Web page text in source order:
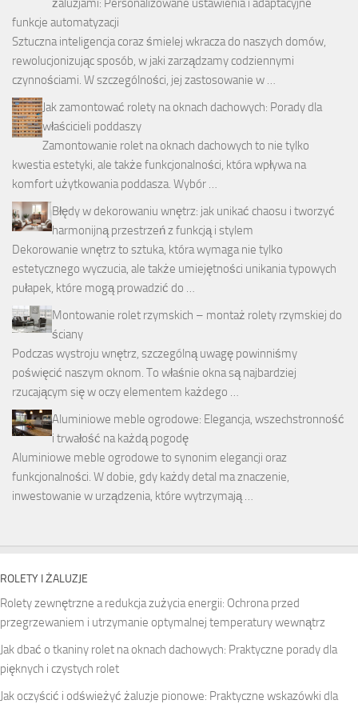
żaluzjami: Personalizowane ustawienia i adaptacyjne
funkcje automatyzacji
Sztuczna inteligencja coraz śmielej wkracza do naszych domów,
rewolucjonizując sposób, w jaki zarządzamy codziennymi
czynnościami. W szczególności, jej zastosowanie w …
Jak zamontować rolety na oknach dachowych: Porady dla
właścicieli poddaszy
Zamontowanie rolet na oknach dachowych to nie tylko
kwestia estetyki, ale także funkcjonalności, która wpływa na
komfort użytkowania poddasza. Wybór …
Błędy w dekorowaniu wnętrz: jak unikać chaosu i tworzyć
harmonijną przestrzeń z funkcją i stylem
Dekorowanie wnętrz to sztuka, która wymaga nie tylko
estetycznego wyczucia, ale także umiejętności unikania typowych
pułapek, które mogą prowadzić do …
Montowanie rolet rzymskich – montaż rolety rzymskiej do
ściany
Podczas wystroju wnętrz, szczególną uwagę powinniśmy
poświęcić naszym oknom. To właśnie okna są najbardziej
rzucającym się w oczy elementem każdego …
Aluminiowe meble ogrodowe: Elegancja, wszechstronność
i trwałość na każdą pogodę
Aluminiowe meble ogrodowe to synonim elegancji oraz
funkcjonalności. W dobie, gdy każdy detal ma znaczenie,
inwestowanie w urządzenia, które wytrzymają …
ROLETY I ŻALUZJE
Rolety zewnętrzne a redukcja zużycia energii: Ochrona przed
przegrzewaniem i utrzymanie optymalnej temperatury wewnątrz
Jak dbać o tkaniny rolet na oknach dachowych: Praktyczne porady dla
pięknych i czystych rolet
Jak oczyścić i odświeżyć żaluzje pionowe: Praktyczne wskazówki dla